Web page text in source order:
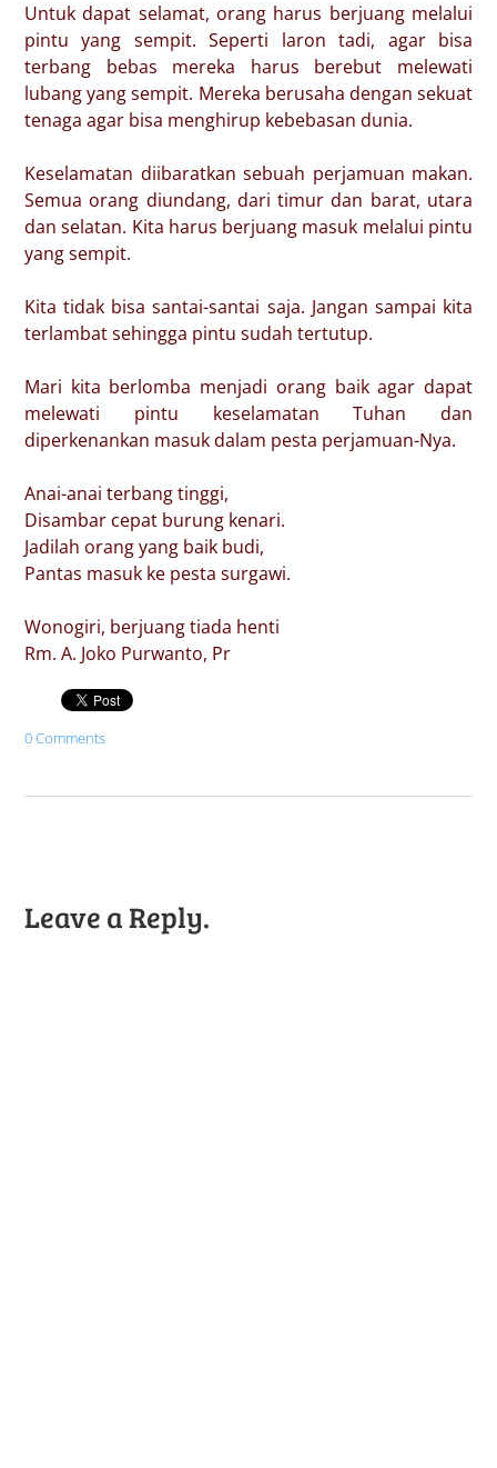
Untuk dapat selamat, orang harus berjuang melalui
pintu yang sempit. Seperti laron tadi, agar bisa
terbang bebas mereka harus berebut melewati
lubang yang sempit. Mereka berusaha dengan sekuat
tenaga agar bisa menghirup kebebasan dunia.
Keselamatan diibaratkan sebuah perjamuan makan.
Semua orang diundang, dari timur dan barat, utara
dan selatan. Kita harus berjuang masuk melalui pintu
yang sempit.
Kita tidak bisa santai-santai saja. Jangan sampai kita
terlambat sehingga pintu sudah tertutup.
Mari kita berlomba menjadi orang baik agar dapat
melewati pintu keselamatan Tuhan dan
diperkenankan masuk dalam pesta perjamuan-Nya.
Anai-anai terbang tinggi,
Disambar cepat burung kenari.
Jadilah orang yang baik budi,
Pantas masuk ke pesta surgawi.
Wonogiri, berjuang tiada henti
Rm. A. Joko Purwanto, Pr
0 Comments
Leave a Reply.